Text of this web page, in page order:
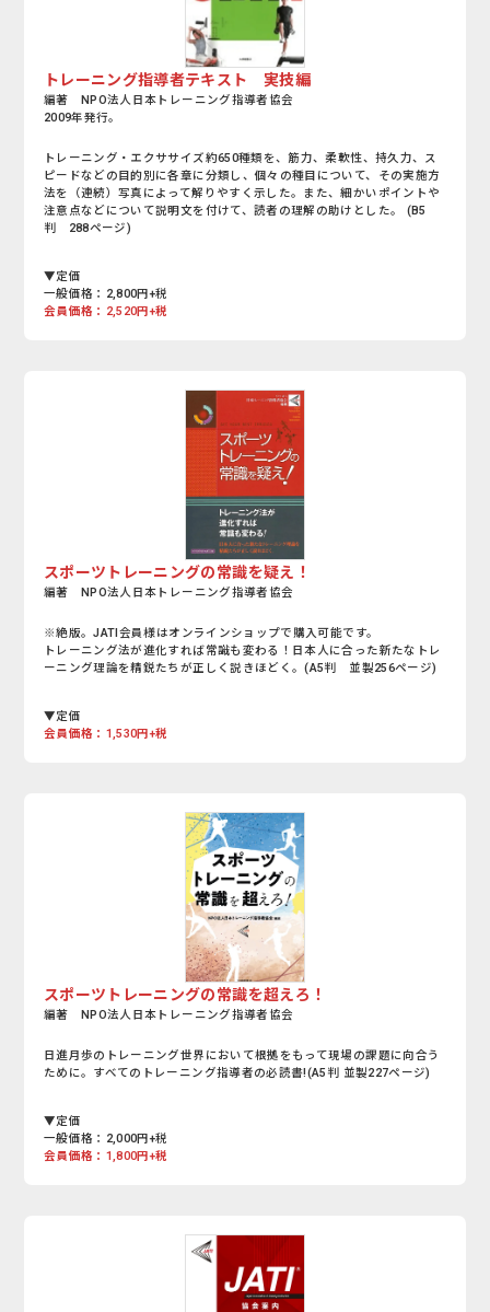
トレーニング指導者テキスト 実技編
編著 NPO法人日本トレーニング指導者協会
2009年発行。
トレーニング・エクササイズ約650種類を、筋力、柔軟性、持久力、ス
ピードなどの目的別に各章に分類し、個々の種目について、その実施方
法を（連続）写真によって解りやすく示した。また、細かいポイントや
注意点などについて説明文を付けて、読者の理解の助けとした。 (B5
判 288ページ)
▼定価
一般価格：2,800円+税
会員価格：2,520円+税
スポーツトレーニングの常識を疑え！
編著 NPO法人日本トレーニング指導者協会
※絶版。JATI会員様はオンラインショップで購入可能です。
トレーニング法が進化すれば常識も変わる！日本人に合った新たなトレ
ーニング理論を精鋭たちが正しく説きほどく。(A5判 並製256ページ)
▼定価
会員価格：1,530円+税
スポーツトレーニングの常識を超えろ！
編著 NPO法人日本トレーニング指導者協会
日進月歩のトレーニング世界において根拠をもって現場の課題に向合う
ために。すべてのトレーニング指導者の必読書!(A5判 並製227ページ)
▼定価
一般価格：2,000円+税
会員価格：1,800円+税